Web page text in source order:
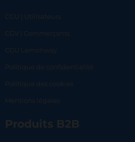
CGU | Utilisateurs
CGV | Commerçants
CGU Lemonway
Politique de confidentialité
Politique des cookies
Mentions légales
Produits B2B